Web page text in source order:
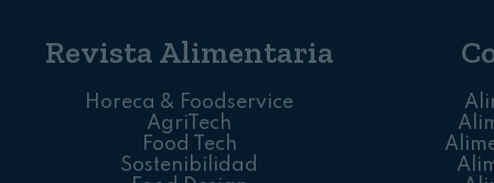
Revista Alimentaria
Horeca & Foodservice
AgriTech
Food Tech
Sostenibilidad